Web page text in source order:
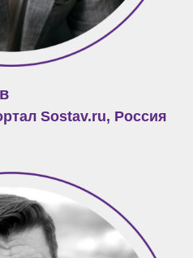
Sostav.ru, Россия